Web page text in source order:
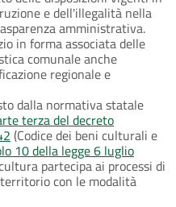
e dell'illegalità nella
amministrativa.
in forma associata delle
comunale anche
regionale e
dalla normativa statale
terza del decreto
(Codice dei beni culturali e
10 della legge 6 luglio
partecipa ai processi di
con le modalità